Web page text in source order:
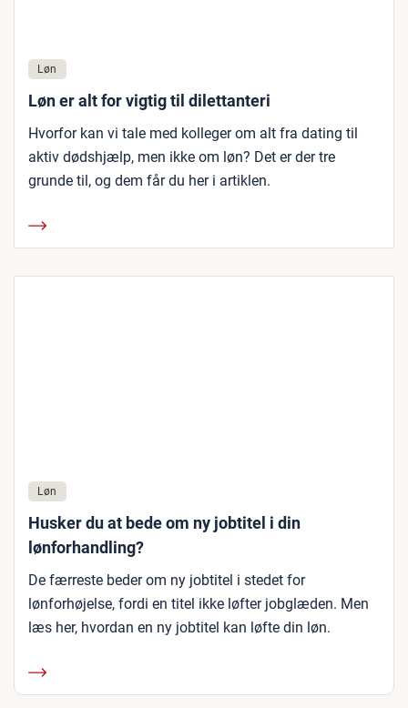
Løn
Løn er alt for vigtig til dilettanteri
Hvorfor kan vi tale med kolleger om alt fra dating til
aktiv dødshjælp, men ikke om løn? Det er der tre
grunde til, og dem får du her i artiklen.
Løn
Husker du at bede om ny jobtitel i din
lønforhandling?
De færreste beder om ny jobtitel i stedet for
lønforhøjelse, fordi en titel ikke løfter jobglæden. Men
læs her, hvordan en ny jobtitel kan løfte din løn.